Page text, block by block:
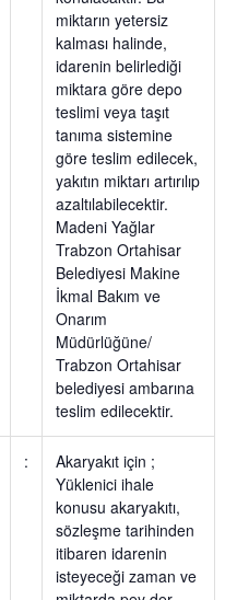
miktarın yetersiz
kalması halinde,
idarenin belirlediği
miktara göre depo
teslimi veya taşıt
tanıma sistemine
göre teslim edilecek,
yakıtın miktarı artırılıp
azaltılabilecektir.
Madeni Yağlar
Trabzon Ortahisar
Belediyesi Makine
İkmal Bakım ve
Onarım
Müdürlüğüne/
Trabzon Ortahisar
belediyesi ambarına
teslim edilecektir.
:
Akaryakıt için ;
Yüklenici ihale
konusu akaryakıtı,
sözleşme tarihinden
itibaren idarenin
isteyeceği zaman ve